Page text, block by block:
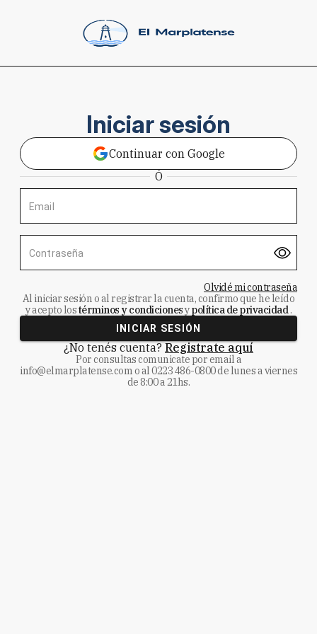
Iniciar sesión
Continuar con Google
Ó
Email
Contraseña
Olvidé mi contraseña
Al iniciar sesión o al registrar la cuenta, confirmo que he leído
y acepto lostérminos y condicionesypolítica de privacidad.
INICIAR SESIÓN
¿No tenés cuenta? Registrate aquí
Por consultas comunicate por email a
info@elmarplatense.como al0223 486-0800de lunes a viernes
de 8:00 a 21hs.